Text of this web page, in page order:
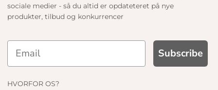
sociale medier - så du altid er opdateteret på nye
produkter, tilbud og konkurrencer
Subscribe
HVORFOR OS?